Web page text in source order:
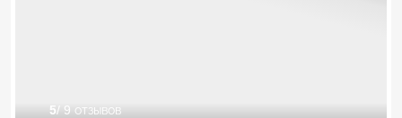
5/ 9 отзывов